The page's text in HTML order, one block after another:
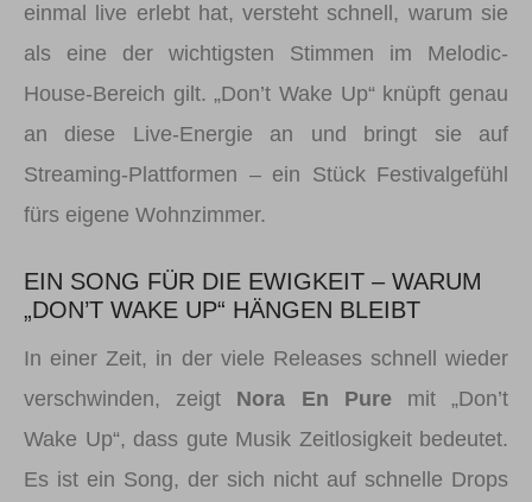
einmal live erlebt hat, versteht schnell, warum sie
als eine der wichtigsten Stimmen im Melodic-
House-Bereich gilt. „Don’t Wake Up“ knüpft genau
an diese Live-Energie an und bringt sie auf
Streaming-Plattformen – ein Stück Festivalgefühl
fürs eigene Wohnzimmer.
EIN SONG FÜR DIE EWIGKEIT – WARUM
„DON’T WAKE UP“ HÄNGEN BLEIBT
In einer Zeit, in der viele Releases schnell wieder
verschwinden, zeigt Nora En Puremit „Don’t
Wake Up“, dass gute Musik Zeitlosigkeit bedeutet.
Es ist ein Song, der sich nicht auf schnelle Drops